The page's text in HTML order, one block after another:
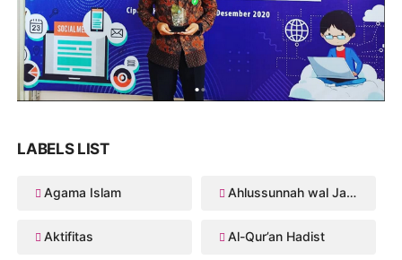
LABELS LIST
Agama Islam Ahlussunnah wal Jama'ah
Aktifitas Al-Qur’an Hadist